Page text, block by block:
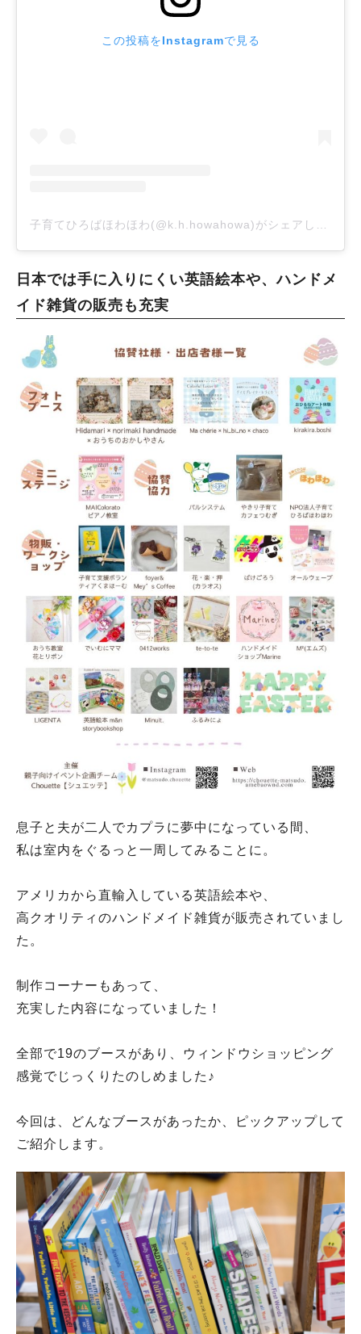
この投稿をInstagramで見る
日本では手に入りにくい英語絵本や、ハンドメ
イド雑貨の販売も充実
息子と夫が二人でカプラに夢中になっている間、
私は室内をぐるっと一周してみることに。
アメリカから直輸入している英語絵本や、
高クオリティのハンドメイド雑貨が販売されていまし
た。
制作コーナーもあって、
充実した内容になっていました！
全部で19のブースがあり、ウィンドウショッピング
感覚でじっくりたのしめました♪
今回は、どんなブースがあったか、ピックアップして
ご紹介します。